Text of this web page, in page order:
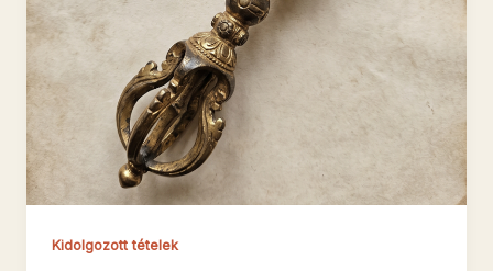
Kidolgozott tételek